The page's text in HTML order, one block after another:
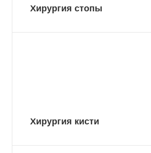
Хирургия стопы
Хирургия кисти